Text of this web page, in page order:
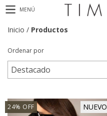
MENÚ
Inicio / Productos
Ordenar por
24% OFF NUEVO